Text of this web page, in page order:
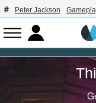
Peter Jackson